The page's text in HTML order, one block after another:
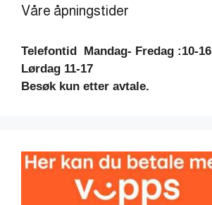
Våre åpningstider
Telefontid Mandag- Fredag :10-16
Lørdag 11-17
Besøk kun etter avtale.